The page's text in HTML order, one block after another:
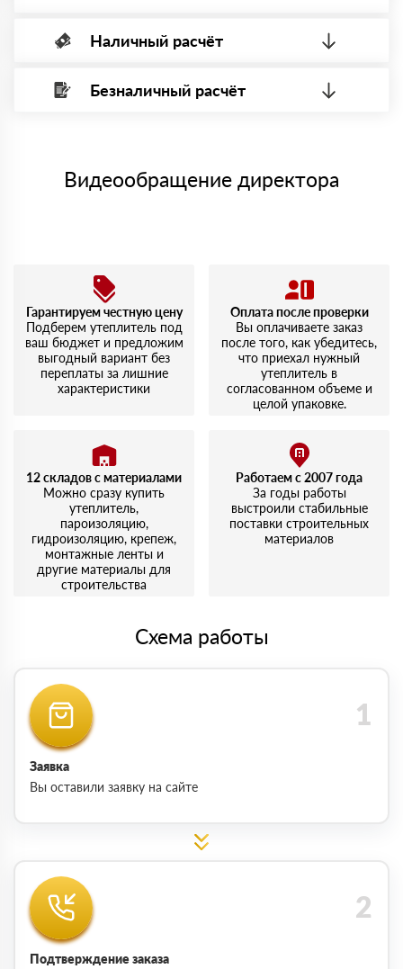
Оплата банковской картой, через Интернет, возможна через
Минимальная сумма платежа — 1 рубль.
Наличный расчёт
Вы можете оплатить наличными по факту приема
Безналичный расчёт
либо Вы забираете товар со склада самовывоза.
Видеообращение директора
Гарантируем честную цену
Подберем утеплитель под
ваш бюджет и предложим
выгодный вариант без
переплаты за лишние
характеристики
Оплата после проверки
Вы оплачиваете заказ
после того, как убедитесь,
что приехал нужный
утеплитель в
согласованном объеме и
целой упаковке.
12 складов с материалами
Можно сразу купить
утеплитель,
пароизоляцию,
гидроизоляцию, крепеж,
монтажные ленты и
другие материалы для
строительства
Работаем с 2007 года
За годы работы
выстроили стабильные
поставки строительных
материалов
Схема работы
Заявка
Вы оставили заявку на сайте
Подтверждение заказа